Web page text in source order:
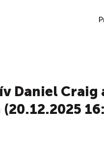
Daniel Craig